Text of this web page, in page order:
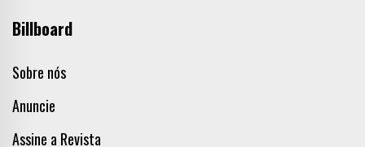
Billboard
Sobre nós
Anuncie
Assine a Revista